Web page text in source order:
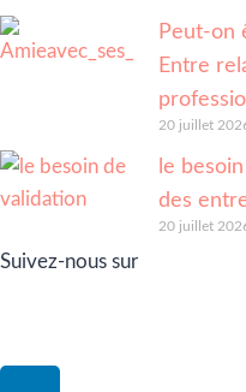
Peut-on
Entre
20 juillet
le
des
20 juillet
Suivez-nous sur